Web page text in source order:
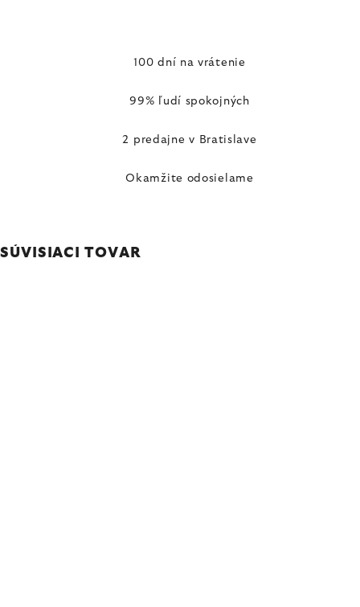
100 dní na vrátenie
99% ľudí spokojných
2 predajne v Bratislave
Okamžite odosielame
SÚVISIACI TOVAR